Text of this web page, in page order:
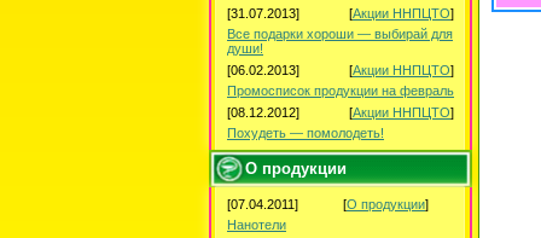
[31.07.2013]
[Акции ННПЦТО]
Все подарки хороши — выбирай для
души!
[06.02.2013]
[Акции ННПЦТО]
Промосписок продукции на февраль
[08.12.2012]
[Акции ННПЦТО]
Похудеть — помолодеть!
О продукции
[07.04.2011] [О продукции]
Нанотели